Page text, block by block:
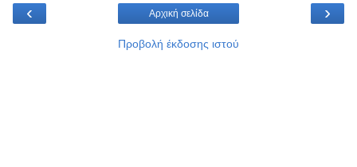
‹ ›
Αρχική σελίδα
Προβολή έκδοσης ιστού